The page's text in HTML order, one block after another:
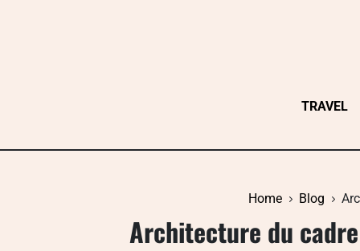
TRAVEL
Home Blog
Architecture du